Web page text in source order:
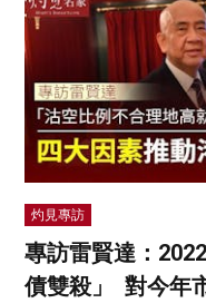
灼見專訪
專訪雷賢達：
債雙殺」 對今年